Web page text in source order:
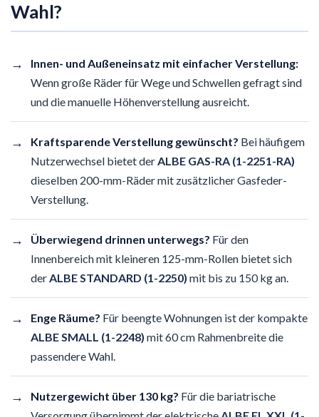
Wahl?
→
Innen- und Außeneinsatz mit einfacher Verstellung:
Wenn große Räder für Wege und Schwellen gefragt sind
und die manuelle Höhenverstellung ausreicht.
→ Kraftsparende Verstellung gewünscht? Bei häufigem
Nutzerwechsel bietet derALBE GAS-RA (1-2251-RA)
dieselben 200-mm-Räder mit zusätzlicher Gasfeder-
Verstellung.
→ Überwiegend drinnen unterwegs? Für den
Innenbereich mit kleineren 125-mm-Rollen bietet sich
derALBE STANDARD (1-2250) mit bis zu 150 kg an.
→ Enge Räume? Für beengte Wohnungen ist der kompakte
ALBE SMALL (1-2248) mit 60 cm Rahmenbreite die
passendere Wahl.
→ Nutzergewicht über 130 kg? Für die bariatrische